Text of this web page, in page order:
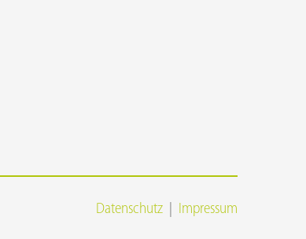
Datenschutz Impressum